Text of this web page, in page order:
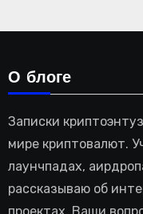
О блоге
Записки
мире криптовалют.
лаунчпадах,
рассказываю об